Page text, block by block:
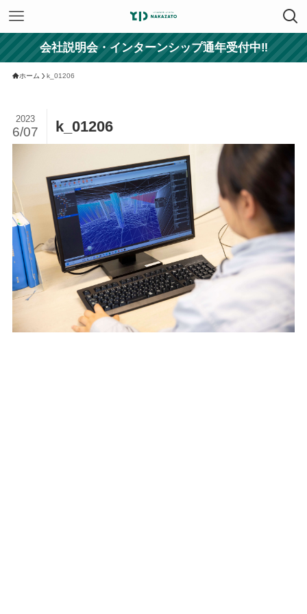
会社説明会・インターンシップ通年受付中‼
ホーム k_01206
k_01206
2023
6/07